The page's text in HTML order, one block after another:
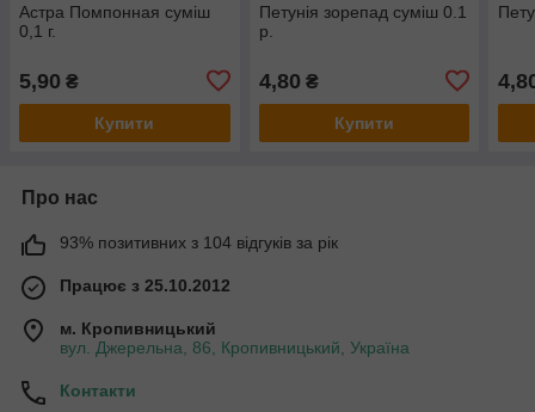
Астра Помпонная суміш
0,1 г.
5,90 ₴
Купити
Петунія зорепад суміш 0.1
р.
4,80 ₴
Купити
Про нас
93% позитивних з 104 відгуків за рік
Працює з 25.10.2012
м. Кропивницький
вул. Джерельна, 86, Кропивницький, Україна
Контакти